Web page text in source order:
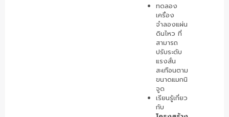
ทดลอง
เครื่อง
จำลองแผ่น
ดินไหว ที่
สามารถ
ปรับระดับ
แรงสั่น
สะเทือนตาม
ขนาดแมกนิ
จูด
เรียนรู้เกี่ยว
กับ